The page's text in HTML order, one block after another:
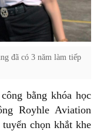
đã có 3 năm làm tiếp
bằng khóa học
Royhle Aviation
chọn khắt khe